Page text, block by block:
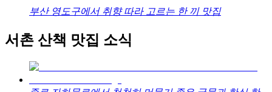
부산 영도구에서 취향 따라 고르는 한 끼 맛집
서촌 산책 맛집 소식